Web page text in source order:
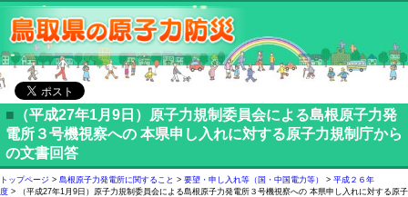
■ （平成27年1月9日）原子力規制委員会による島根原子力発
電所３号機視察への 本県申し入れに対する原子力規制庁から
の文書回答
トップページ > 島根原子力発電所に関すること > 要望・申し入れ等（国・中国電力等） > 平成２６年
度 > （平成27年1月9日）原子力規制委員会による島根原子力発電所３号機視察への 本県申し入れに対する原子